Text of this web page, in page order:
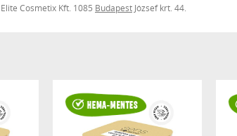
gránithatást kelt!
Sűrű, magas pigmenttartalmú, egy rétegben is
Elite Cosmetix Kft. 1085 Budapest József krt. 44.